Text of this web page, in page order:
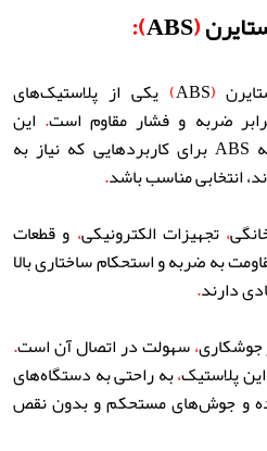
(
ABS
):
(
ABS
) یکی از پلاستیک‌های
ضربه و فشار مقاوم است. این
ویژگی‌ها باعث می‌شود که ABS برای کاربردهایی که نیاز به
انتخابی مناسب باشد.
، تجهیزات الکترونیکی، و قطعات
به ضربه و استحکام ساختاری بالا
دارند.
،سهولت در اتصال آن است.
پلاستیک،به راحتی به دستگاه‌های
و جوش‌های مستحکم و بدون نقص